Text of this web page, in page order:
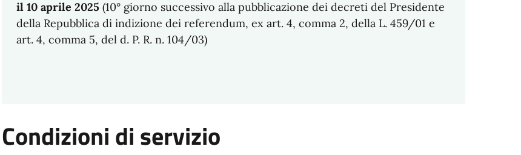
il 10 aprile 2025 (10° giorno successivo alla pubblicazione dei decreti del Presidente
della Repubblica di indizione dei referendum, ex art. 4, comma 2, della L. 459/01 e
art. 4, comma 5, del d. P. R. n. 104/03)
Condizioni di servizio